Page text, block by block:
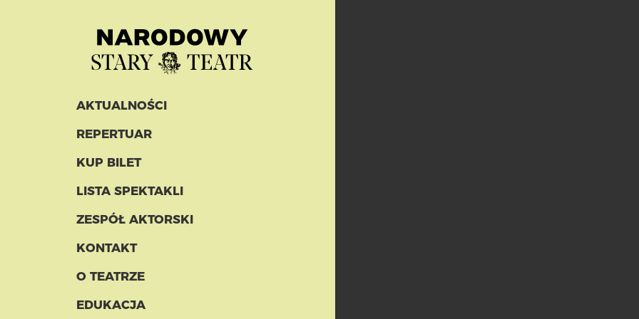
AKTUALNOŚCI
REPERTUAR
KUP BILET
LISTA SPEKTAKLI
ZESPÓŁ AKTORSKI
KONTAKT
O TEATRZE
EDUKACJA